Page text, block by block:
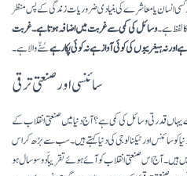
پر کسی انسان یا معاشرے کی بنیادی ضروریات زندگی کے پس منظر
کا لفظ ہے۔وسائل کی کمی سے غربت میں اضافہ ہوتا ہے۔ غربت
نہ ہیغریبوں کی کوئی آواز ہے نہ کوئی پکار ہےسُنّے والا ہے۔
سائنسی اور صنعتی ترقی
یہاں قدرتی وسائل کی کمی ہے؟ آج دنیا میں صنعتی انقلاب کے
کو سائنس اور ٹیکنالوجی کی دنیا کہتے ہیں۔ سب سے بڑھ کر اس
ہیں۔ آج اس صنعتی انقلاب کو آئے ہوئے تقریباََ دو سو سال ہو